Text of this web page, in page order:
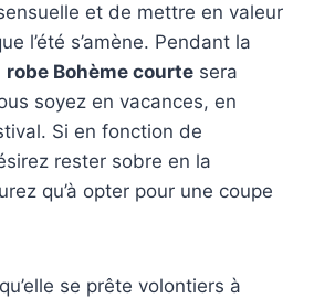
et de mettre en valeur
l’été s’amène. Pendant la
robe Bohème courte sera
soyez en vacances, en
Si en fonction de
rester sobre en la
qu’à opter pour une coupe
se prête volontiers à